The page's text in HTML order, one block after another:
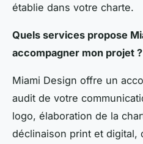
établie dans votre charte.
Quels services propose
accompagner mon projet ?
Miami Design offre un
audit de votre
logo, élaboration de la
déclinaison print et digital,